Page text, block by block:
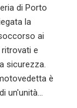
di Porto
la
ai
e
sicurezza.
è
un'unità…